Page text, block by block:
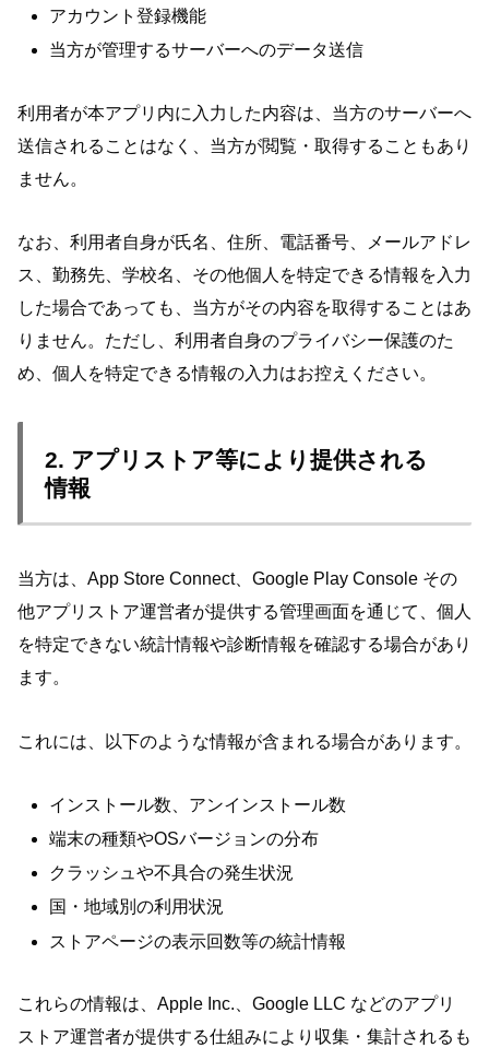
アカウント登録機能
当方が管理するサーバーへのデータ送信
利用者が本アプリ内に入力した内容は、当方のサーバーへ
送信されることはなく、当方が閲覧・取得することもあり
ません。
なお、利用者自身が氏名、住所、電話番号、メールアドレ
ス、勤務先、学校名、その他個人を特定できる情報を入力
した場合であっても、当方がその内容を取得することはあ
りません。ただし、利用者自身のプライバシー保護のた
め、個人を特定できる情報の入力はお控えください。
2. アプリストア等により提供される
情報
当方は、App Store Connect、Google Play Console その
他アプリストア運営者が提供する管理画面を通じて、個人
を特定できない統計情報や診断情報を確認する場合があり
ます。
これには、以下のような情報が含まれる場合があります。
インストール数、アンインストール数
端末の種類やOSバージョンの分布
クラッシュや不具合の発生状況
国・地域別の利用状況
ストアページの表示回数等の統計情報
これらの情報は、Apple Inc.、Google LLC などのアプリ
ストア運営者が提供する仕組みにより収集・集計されるも